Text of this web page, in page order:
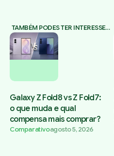
TAMBÉM PODES TER INTERESSE…
Galaxy Z Fold8 vs Z Fold7:
o que muda e qual
compensa mais comprar?
Comparativoagosto 5, 2026